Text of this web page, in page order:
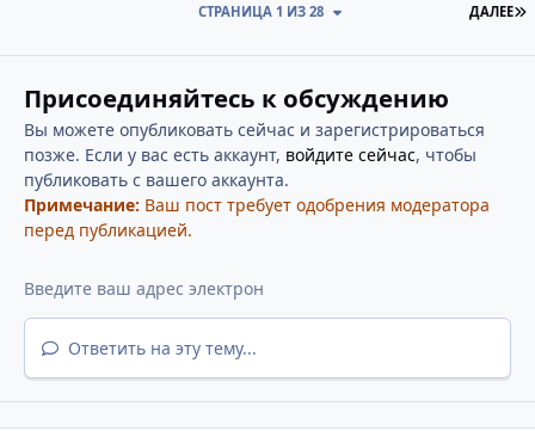
ДАЛЕЕ
СТРАНИЦА 1 ИЗ 28
Присоединяйтесь к обсуждению
Вы можете опубликовать сейчас и зарегистрироваться
позже. Если у вас есть аккаунт, войдите сейчас, чтобы
публиковать с вашего аккаунта.
Примечание: Ваш пост требует одобрения модератора
перед публикацией.
Ответить на эту тему...